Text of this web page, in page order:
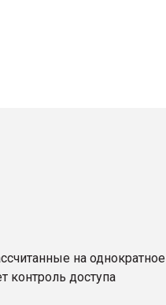
на однократное
контроль доступа